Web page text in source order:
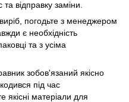
відправку заміни.
погодьте з менеджером
є необхідність
та з усіма
зобов'язаний якісно
під час
якісні матеріали для